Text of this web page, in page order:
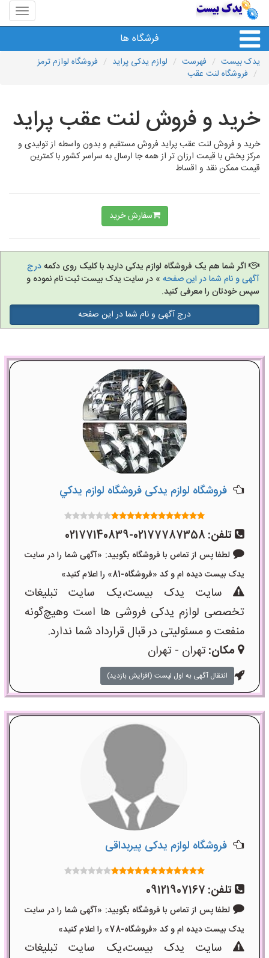
منوی
سایت
بیست
فرشگاه ها
یدک بیست فهرست لوازم یدکی پراید
فروشگاه لوازم ترمز
فروشگاه لنت عقب
خرید و فروش لنت عقب پراید
خرید و فروش لنت عقب پراید فروش مستقیم و بدون واسطه از تولیدی و
مرکز پخش با قیمت ارزان تر از همه جا ارسال به سراسر کشور با کمترین
قیمت ممکن نقد و اقساط
سفارش خرید
اگر شما هم یک فروشگاه لوازم یدکی دارید با کلیک روی دکمهدرج
آگهی و نام شما در این صفحه » در سایت یدک بیست ثبت نام نموده و
سپس خودتان را معرفی کنید.
درج آگهی و نام شما در این صفحه
فروشگاه لوازم یدکی فروشگاه لوازم يدکي
تلفن: 02177787358-02177140839
لطفا پس از تماس با فروشگاه بگویید: «آگهی شما را در سایت
یدک بیست دیده ام و کد «فروشگاه-81» را اعلام کنید»
سایت یدک بیست،یک سایت تبلیغات
تخصصی لوازم یدکی فروشی ها است وهیچ‌گونه
منفعت و مسئولیتی در قبال قرارداد شما ندارد.
مکان:تهران - تهران
انتقال آگهی به اول لیست (افزایش بازدید)
فروشگاه لوازم یدکی پیربداقی
تلفن: 09121907167
لطفا پس از تماس با فروشگاه بگویید: «آگهی شما را در سایت
یدک بیست دیده ام و کد «فروشگاه-78» را اعلام کنید»
سایت یدک بیست،یک سایت تبلیغات